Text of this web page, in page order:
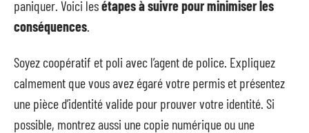
paniquer. Voici lesétapes à suivre pour minimiser les
conséquences
Soyez coopératif et poli avec l’agent de police. Expliquez
calmement que vous avez égaré votre permis et présentez
une pièce d’identité valide pour prouver votre identité. Si
possible, montrez aussi une copie numérique ou une